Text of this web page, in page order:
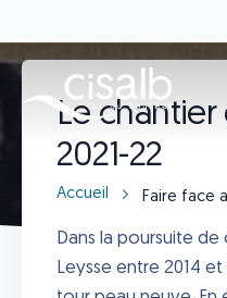
Le
2021-22
Accueil Faire face
Dans la poursuite
Leysse entre 2014 et